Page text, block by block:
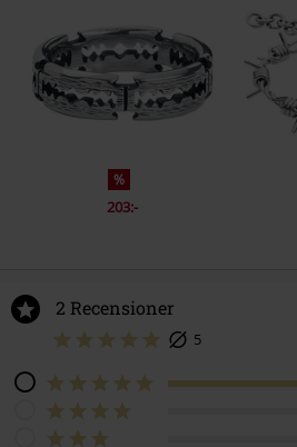
%
203:-
2 Recensioner
5